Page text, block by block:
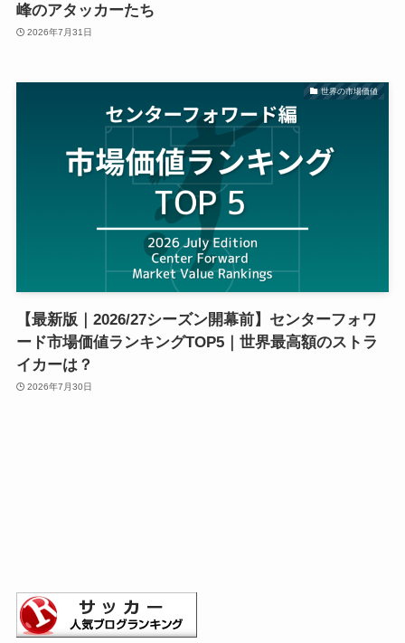
峰のアタッカーたち
2026年7月31日
世界の市場価値
【最新版｜2026/27シーズン開幕前】センターフォワ
ード市場価値ランキングTOP5｜世界最高額のストラ
イカーは？
2026年7月30日